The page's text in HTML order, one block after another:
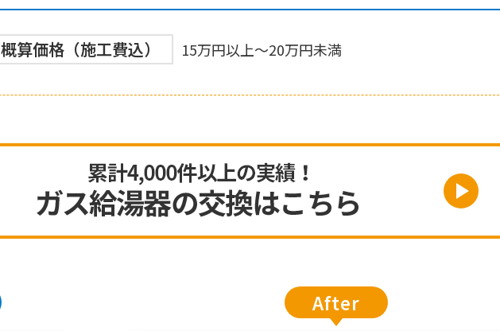
概算価格（施工費込） 15万円以上～20万円未満
After